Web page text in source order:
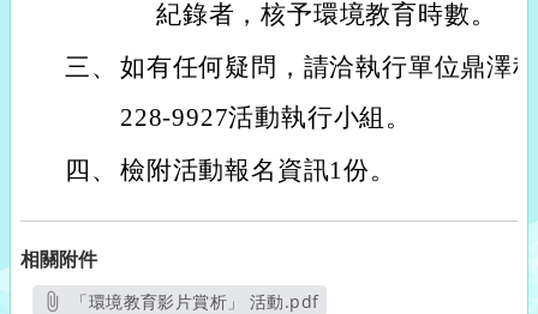
紀錄者，核予環境教育時數。
三、 如有任何疑問，請洽執行單位鼎澤
228-9927活動執行小組。
四、 檢附活動報名資訊1份。
相關附件
「環境教育影片賞析」 活動.pdf